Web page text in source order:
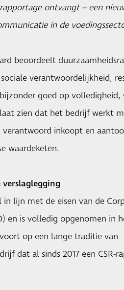
ontvangt – een
in de
beoordeelt
verantwoordelijkheid,
goed op
zien dat het bedrijf werkt
inkoopt en
waardeketen.
lijn met de eisen van de
en is volledig opgenomen in
voort op een lange traditie van
dat al sinds 2017 een CSR-